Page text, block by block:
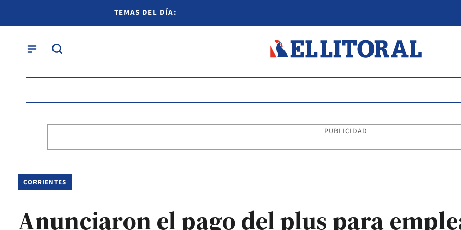
TEMAS DEL DÍA:
PUBLICIDAD
CORRIENTES
Anunciaron el pago del plus para